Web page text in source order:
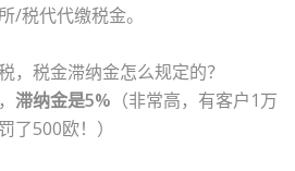
/税代代缴税金。
，税金滞纳金怎么规定的？
滞纳金是5% （非常高，有客户1万
了500欧！）